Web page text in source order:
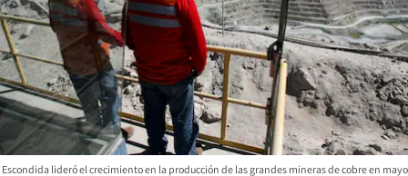
Escondida lideró el crecimiento en la producción de las grandes mineras de cobre en mayo